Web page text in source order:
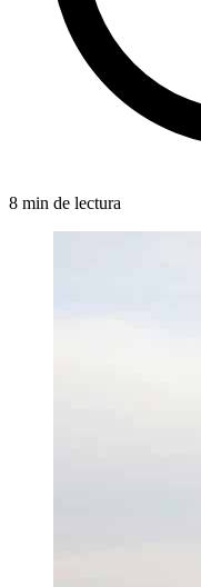
8 min de lectura